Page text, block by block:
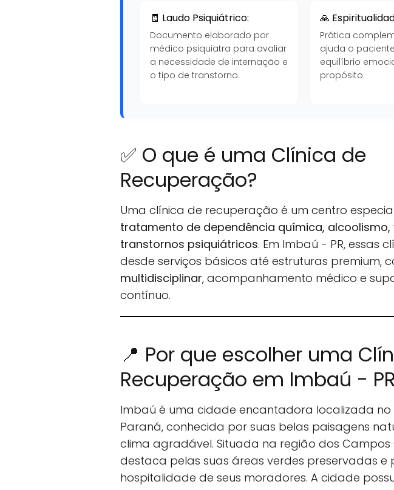
🧾 Laudo Psiquiátrico:
Documento elaborado por
médico psiquiatra para avaliar
a necessidade de internação e
o tipo de transtorno.
🙏
Prática
ajuda o
equilíbrio
propósito.
✅ O que é uma Clínica de
Recuperação?
Uma clínica de recuperação é um centro
tratamento de dependência química,
transtornos psiquiátricos. Em Imbaú - PR, essas
desde serviços básicos até estruturas premium,
multidisciplinar, acompanhamento médico e
contínuo.
📍 Por que escolher uma
Recuperação em Imbaú -
Imbaú é uma cidade encantadora localizada
Paraná, conhecida por suas belas paisagens
clima agradável. Situada na região dos Campos
destaca pelas suas áreas verdes preservadas e
hospitalidade de seus moradores. A cidade